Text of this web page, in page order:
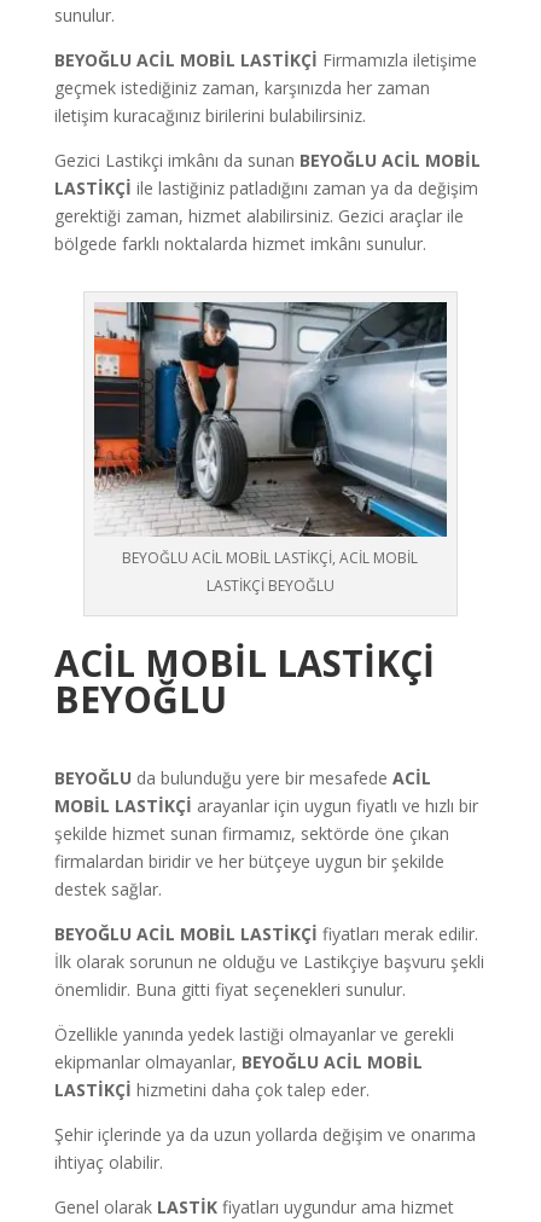
sunulur.
BEYOĞLU ACİL MOBİL LASTİKÇİ Firmamızla iletişime
geçmek istediğiniz zaman, karşınızda her zaman
iletişim kuracağınız birilerini bulabilirsiniz.
Gezici Lastikçi imkânı da sunan BEYOĞLU ACİL MOBİL
LASTİKÇİ ile lastiğiniz patladığını zaman ya da değişim
gerektiği zaman, hizmet alabilirsiniz. Gezici araçlar ile
bölgede farklı noktalarda hizmet imkânı sunulur.
BEYOĞLU ACİL MOBİL LASTİKÇİ, ACİL MOBİL
LASTİKÇİ BEYOĞLU
ACİL MOBİL LASTİKÇİ
BEYOĞLU
BEYOĞLU da bulunduğu yere bir mesafede ACİL
MOBİL LASTİKÇİ arayanlar için uygun fiyatlı ve hızlı bir
şekilde hizmet sunan firmamız, sektörde öne çıkan
firmalardan biridir ve her bütçeye uygun bir şekilde
destek sağlar.
BEYOĞLU ACİL MOBİL LASTİKÇİ fiyatları merak edilir.
İlk olarak sorunun ne olduğu ve Lastikçiye başvuru şekli
önemlidir. Buna gitti fiyat seçenekleri sunulur.
Özellikle yanında yedek lastiği olmayanlar ve gerekli
ekipmanlar olmayanlar, BEYOĞLU ACİL MOBİL
LASTİKÇİ hizmetini daha çok talep eder.
Şehir içlerinde ya da uzun yollarda değişim ve onarıma
ihtiyaç olabilir.
Genel olarak LASTİK fiyatları uygundur ama hizmet